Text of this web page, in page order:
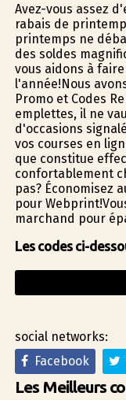
Avez-vous assez
rabais de
printemps ne
des soldes
vous aidons à
l'année!Nous
Promo et Codes
emplettes, il ne
d'occasions
vos courses en
que constitue
confortablement
pas? Économisez
pour
marchand pour
Les codes ci-
social networks:
Facebook
Les Meilleurs